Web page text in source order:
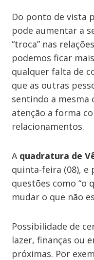
Do ponto de vista
pode aumentar a
“troca” nas
podemos ficar
qualquer falta de
que as outras
sentindo a
atenção a forma
relacionamentos.
A quadratura de
quinta-feira (08), e
questões como “o
mudar o que não
Possibilidade de
lazer, finanças ou
próximas. Por